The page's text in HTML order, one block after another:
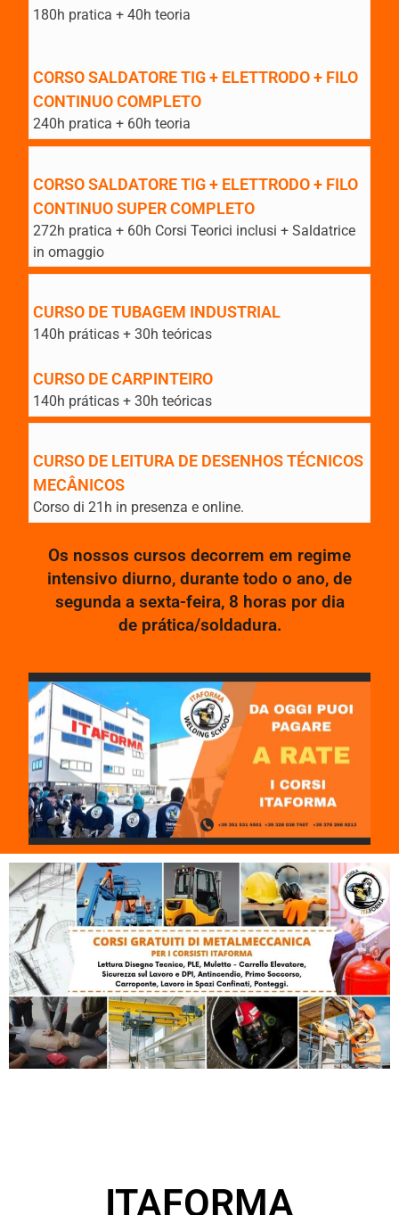
180h pratica + 40h teoria
CORSO SALDATORE TIG + ELETTRODO + FILO
CONTINUO COMPLETO
240h pratica + 60h teoria
CORSO SALDATORE TIG + ELETTRODO + FILO
CONTINUO SUPER COMPLETO
272h pratica + 60h Corsi Teorici inclusi + Saldatrice
in omaggio
CURSO DE TUBAGEM INDUSTRIAL
140h práticas + 30h teóricas
CURSO DE CARPINTEIRO
140h práticas + 30h teóricas
CURSO DE LEITURA DE DESENHOS TÉCNICOS
MECÂNICOS
Corso di 21h in presenza e online.
Os nossos cursos decorrem em regime
intensivo diurno, durante todo o ano, de
segunda a sexta-feira, 8 horas por dia
de prática/soldadura.
ITAFORMA